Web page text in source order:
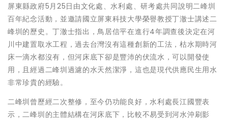
屏東縣政府5月25日由文化處、水利處、研考處共同說明二峰圳
百年紀念活動，並邀請國立屏東科技大學榮譽教授丁澈士講述二
峰圳的歷史。丁澈士指出，鳥居信平在進行4年調查後決定在河
川中建置取水工程，過去台灣沒有這種創新的工法，枯水期時河
床一滴水都沒有，但河床底下卻是豐沛的伏流水，可以開發使
用，且經過二峰圳過濾的水天然潔淨，這也是現代供應民生用水
非常珍貴的經驗。
二峰圳曾歷經二次整修，至今仍功能良好，水利處長江國豐表
示，二峰圳的主體結構在河床底下，比較不易受到河水沖刷影